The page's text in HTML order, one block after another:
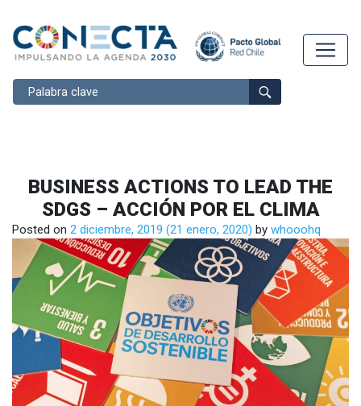
Buscar
BUSINESS ACTIONS TO LEAD THE
SDGS – ACCIÓN POR EL CLIMA
Posted on 2 diciembre, 2019 (21 enero, 2020) by whooohq